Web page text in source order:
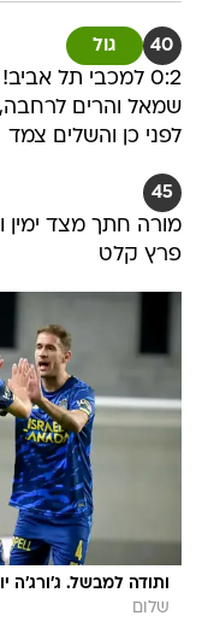
40 גול
0:2 למכבי תל
שמאל והרים
לפני כן והשלים צמד
45
מורה חתך מצד
פרץ קלט
ותודה למבשל. ג'ורג'ה
שלום